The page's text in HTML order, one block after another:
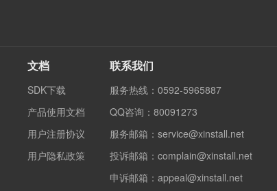
文档
SDK下载
产品使用文档
用户注册协议
用户隐私政策
联系我们
服务热线：0592-5965887
QQ咨询：80091273
服务邮箱：service@xinstall.net
投诉邮箱：complain@xinstall.net
申诉邮箱：appeal@xinstall.net